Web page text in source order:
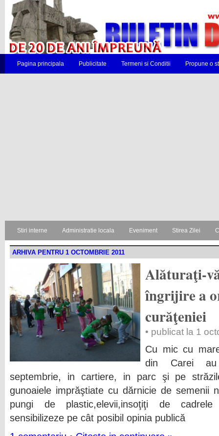
Pagina principala Publicitate Termeni si Conditii Propune o
Stiri interne Administratie locala Eveniment Stirea Zilei
ARHIVA PENTRU 1 OCTOMBRIE 2011
Alăturaţi-
îngrijire a
curăţeniei
• publicat la 1
Cu mic cu
din Carei au
septembrie, in cartiere, in parc şi pe
gunoaiele imprăştiate cu dărnicie de semenii
pungi de plastic,elevii,insoţiţi de
sensibilizeze pe cât posibil opinia publică